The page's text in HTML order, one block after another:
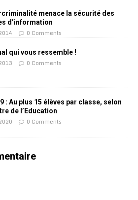
menace la sécurité des
d’information
0 Comments
qui vous ressemble !
0 Comments
: Au plus 15 élèves par classe, selon
de l’Education
0 Comments